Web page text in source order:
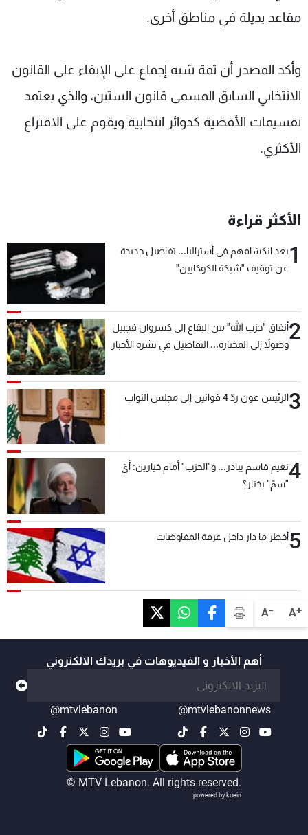
A+
A-
مقاعد بديلة في مناطق أخرى.
وأكد المصدر أن ثمة شبه إجماع على الإبقاء على القانون
الانتخابي السابق المسمى قانون الستين، والذي يعتمد
تقسيمات الأقضية كدوائر انتخابية ويقوم على الاقتراع
الأكثري.
الأكثر قراءة
1بعد انكشافهم في أستراليا... تفاصيل جديدة
عن توقيف "شبكة الكوكايين"
2أنفاق "حزب الله" من البقاع إلى كسروان فجبيل
وصولاً إلى المختارة... التفاصيل في نشرة الأخبار
3الرئيس عون ردّ 4 قوانين إلى مجلس النواب
4نعيم قاسم يبادر... و"الحزب" أمام خيارين: أيّ
"سمّ" يختار؟
5أخطر ما دار داخل غرفة المفاوضات
أهم الأخبار و الفيديوهات في بريدك الالكتروني
@mtvlebanonnews
@mtvlebanon
© MTV Lebanon. All rights reserved.
powered by koein